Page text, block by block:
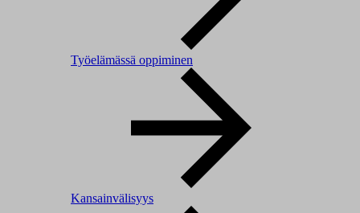
Työelämässä oppiminen
Kansainvälisyys